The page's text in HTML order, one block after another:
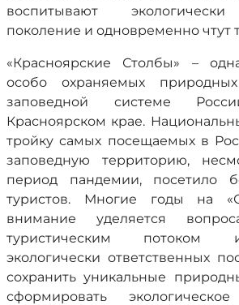
воспитывают
поколение и одновременно чтут
«Красноярские Столбы» –
особо охраняемых
заповедной системе
Красноярском крае.
тройку самых посещаемых в
заповедную территорию,
период пандемии, посетило
туристов. Многие годы на
внимание уделяется
туристическим потоком
экологически ответственных
сохранить уникальные
сформировать